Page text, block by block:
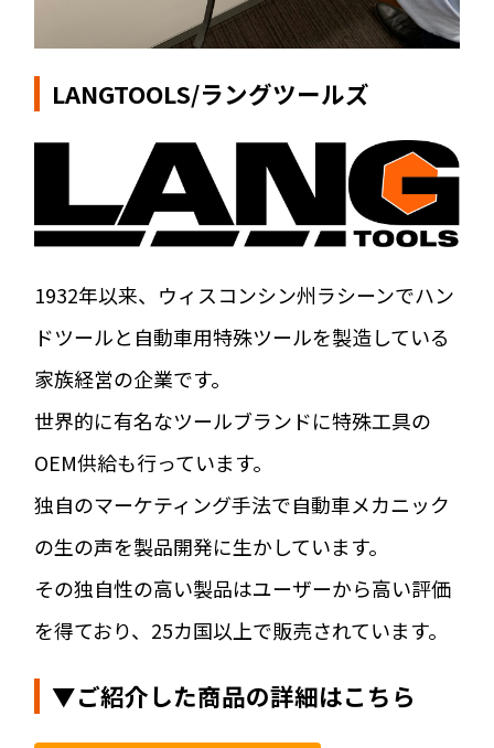
LANGTOOLS/ラングツールズ
1932年以来、ウィスコンシン州ラシーンでハン
ドツールと自動車用特殊ツールを製造している
家族経営の企業です。
世界的に有名なツールブランドに特殊工具の
OEM供給も行っています。
独自のマーケティング手法で自動車メカニック
の生の声を製品開発に生かしています。
その独自性の高い製品はユーザーから高い評価
を得ており、25カ国以上で販売されています。
▼ご紹介した商品の詳細はこちら